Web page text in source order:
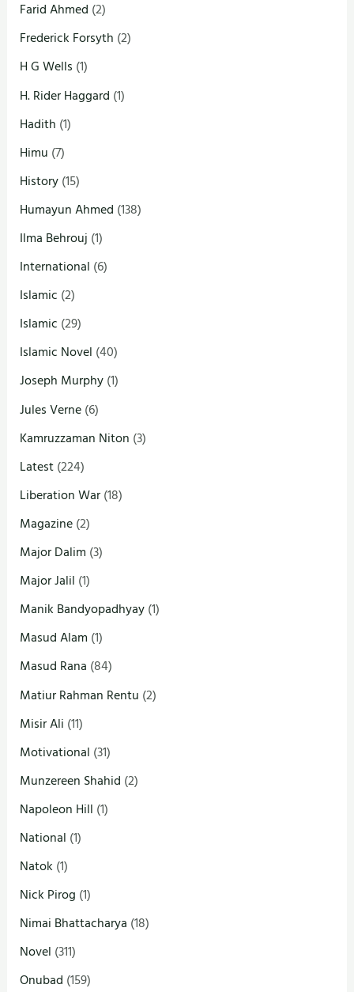
Farid Ahmed (2)
Frederick Forsyth (2)
H G Wells (1)
H. Rider Haggard (1)
Hadith (1)
Himu (7)
History(15)
Humayun Ahmed (138)
Ilma Behrouj (1)
International (6)
Islamic (2)
Islamic (29)
Islamic Novel (40)
Joseph Murphy(1)
Jules Verne(6)
Kamruzzaman Niton (3)
Latest(224)
Liberation War(18)
Magazine(2)
Major Dalim (3)
Major Jalil (1)
Manik Bandyopadhyay(1)
Masud Alam (1)
Masud Rana (84)
Matiur Rahman Rentu (2)
Misir Ali (11)
Motivational (31)
Munzereen Shahid (2)
Napoleon Hill (1)
National (1)
Natok (1)
Nick Pirog (1)
Nimai Bhattacharya (18)
Novel (311)
Onubad (159)